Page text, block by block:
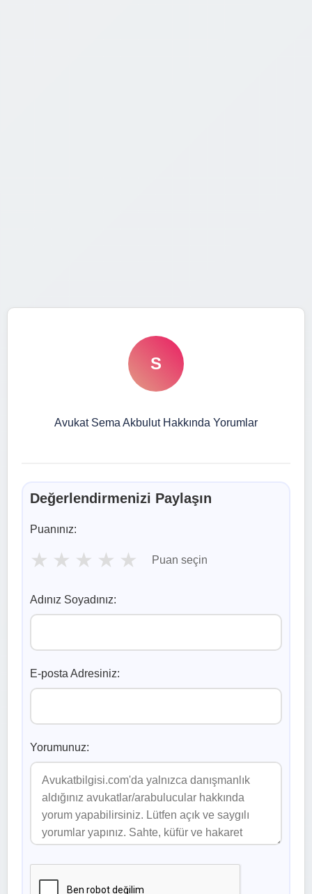
S
Avukat Sema Akbulut Hakkında Yorumlar
Değerlendirmenizi Paylaşın
Puanınız:
★ ★ ★ ★ ★ Puan seçin
Adınız Soyadınız:
E-posta Adresiniz:
Yorumunuz: